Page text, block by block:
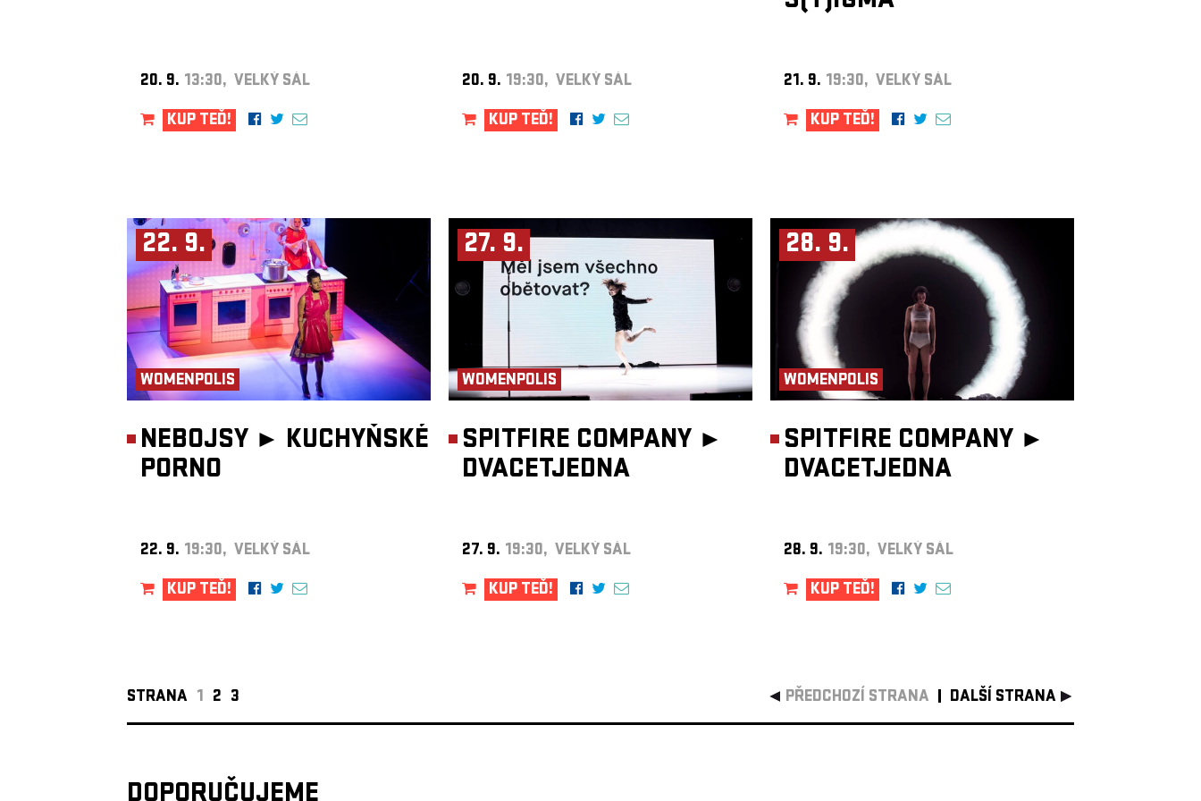
20. 9. 13:30, VELKÝ SÁL
KUP TEĎ!
20. 9. 19:30, VELKÝ SÁL
KUP TEĎ!
21. 9. 19:30, VELKÝ SÁL
KUP TEĎ!
22. 9.
WOMENPOLIS
NEBOJSY ► KUCHYŇSKÉ
PORNO
22. 9. 19:30, VELKÝ SÁL
KUP TEĎ!
27. 9.
WOMENPOLIS
SPITFIRE COMPANY ►
DVACETJEDNA
27. 9. 19:30, VELKÝ SÁL
KUP TEĎ!
28. 9.
WOMENPOLIS
SPITFIRE COMPANY ►
DVACETJEDNA
28. 9. 19:30, VELKÝ SÁL
KUP TEĎ!
STRANA 1 2 3 PŘEDCHOZÍ STRANA DALŠÍ STRANA